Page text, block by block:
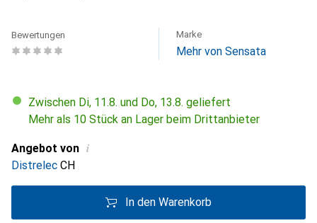
Bewertungen Marke
Mehr von Sensata
Zwischen Di, 11.8. und Do, 13.8. geliefert
Mehr als 10 Stück an Lager beim Drittanbieter
Angebot von i
Distrelec CH
In den Warenkorb